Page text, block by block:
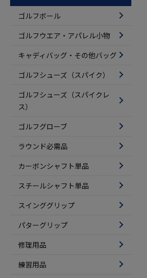
ゴルフボール
ゴルフウエア・アパレル小物
キャディバッグ・その他バッグ
ゴルフシューズ（スパイク）
ゴルフシューズ（スパイクレ
ス）
ゴルフグローブ
ラウンド必需品
カーボンシャフト単品
スチールシャフト単品
スインググリップ
パターグリップ
修理用品
練習用品